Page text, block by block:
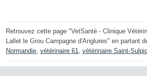
Retrouvez cette page "VetSanté - Clinique
Lallet le Grou Campagne d'Anglures" en partant
Normandie, vétérinaire 61, vétérinaire Saint-